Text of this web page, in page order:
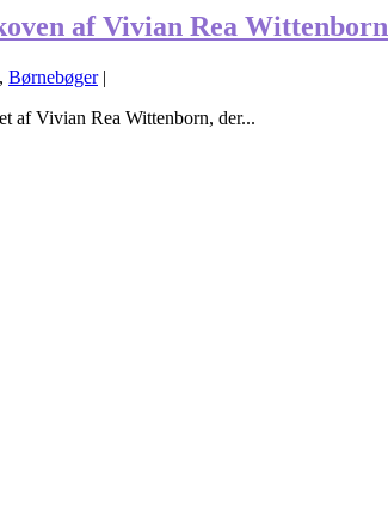
af Vivian Rea Wittenborn
, Børnebøger|
af Vivian Rea Wittenborn, der...